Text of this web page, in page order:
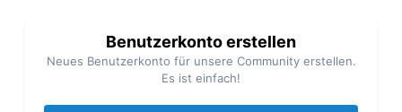
Benutzerkonto erstellen
Neues Benutzerkonto für unsere Community erstellen.
Es ist einfach!